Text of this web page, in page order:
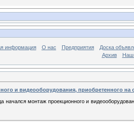
информация О нас Предприятия
Доска
Архив
и видеооборудования, приобретенного на
начался монтаж проекционного и